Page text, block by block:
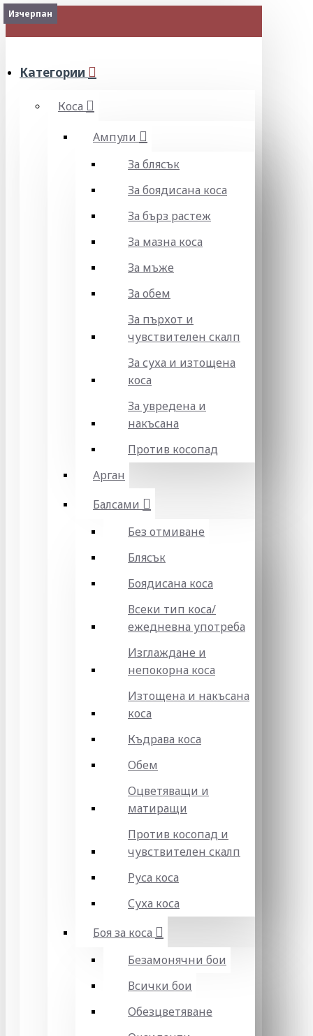
МЕНЮ
Категории
Коса
Ампули
За блясък
За боядисана коса
За бърз растеж
За мазна коса
За мъже
За обем
За пърхот и
чувствителен скалп
За суха и изтощена
коса
За увредена и
накъсана
Против косопад
Арган
Балсами
Без отмиване
Блясък
Боядисана коса
Всеки тип коса/
ежедневна употреба
Изглаждане и
непокорна коса
Изтощена и накъсана
коса
Къдрава коса
Обем
Оцветяващи и
матиращи
Против косопад и
чувствителен скалп
Руса коса
Суха коса
Боя за коса
Безамонячни бои
Всички бои
Обезцветяване
Изчерпан
Изчерпан